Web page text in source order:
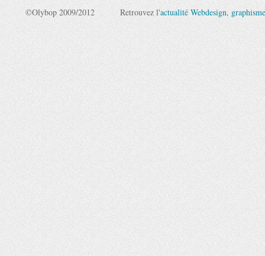
©Olybop 2009/2012
Retrouvez l'actualité Webdesign, graphisme